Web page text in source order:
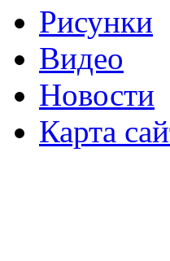
Рисунки
Видео
Новости
Карта